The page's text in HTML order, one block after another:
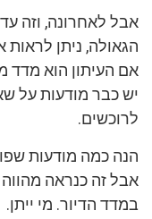
אבל לאחרונה, וזה
הגאולה, ניתן
אם העיתון הוא מדד
יש כבר מודעות על
לרוכשים.
הנה כמה מודעות
אבל זה כנראה
במדד הדיור. מי ייתן.